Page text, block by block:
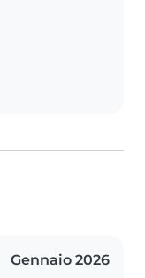
Gennaio 2026